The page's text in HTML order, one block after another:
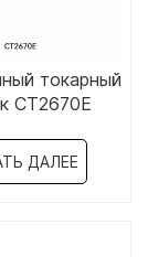
токарный
CT2670E
ДАЛЕЕ